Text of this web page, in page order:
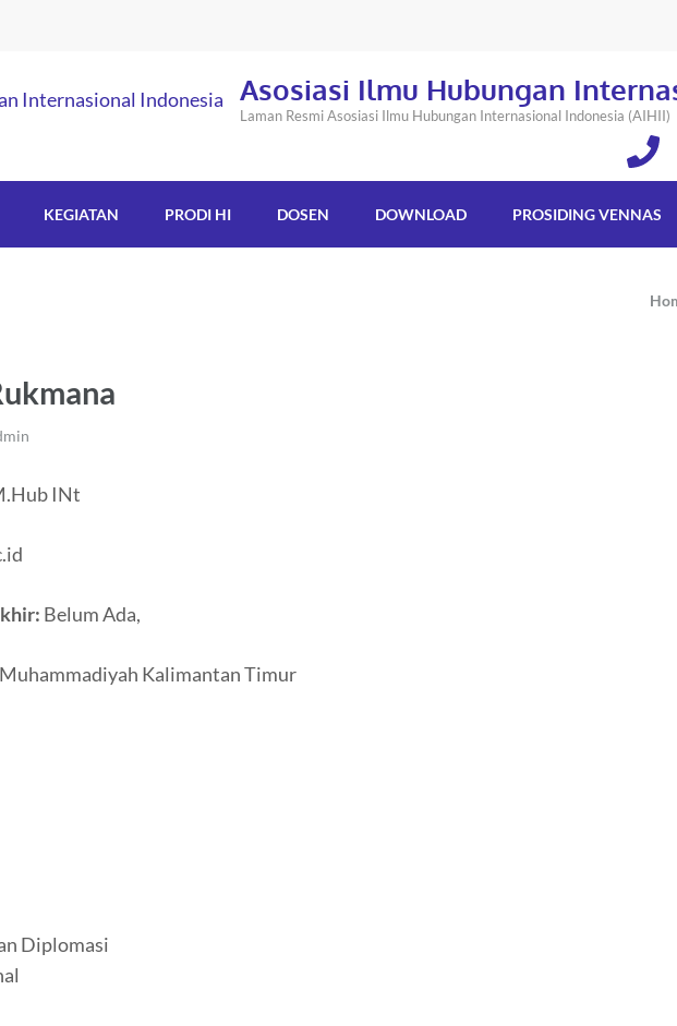
Asosiasi Ilmu Hubungan
Laman Resmi Asosiasi Ilmu Hubungan Internasional Indonesia (AIHII)
KEGIATAN PRODI HI DOSEN DOWNLOAD PROSIDING VENNAS
INt
Belum Ada,
Kalimantan Timur
Diplomasi